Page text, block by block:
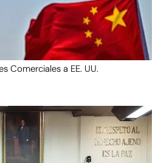
Comerciales a EE. UU.